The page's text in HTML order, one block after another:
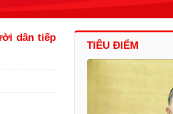
dân tiếp
TIÊU ĐIỂM